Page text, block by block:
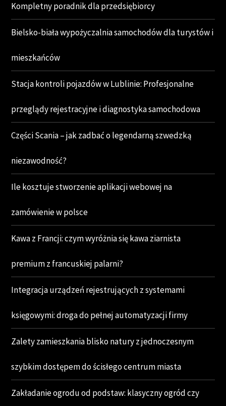
Kompletny poradnik dla przedsiębiorcy
Bielsko-biała wypożyczalnia samochodów dla turystów i
mieszkańców
Stacja kontroli pojazdów w Lublinie: Profesjonalne
przeglądy rejestracyjne i diagnostyka samochodowa
Części Scania – jak zadbać o legendarną szwedzką
niezawodność?
Ile kosztuje stworzenie aplikacji webowej na
zamówienie w polsce
Kawa z Francji: czym wyróżnia się kawa ziarnista
premium z francuskiej palarni?
Integracja urządzeń rejestrujących z systemami
księgowymi: droga do pełnej automatyzacji firmy
Zalety zamieszkania blisko natury z jednoczesnym
szybkim dostępem do ścisłego centrum miasta
Zakładanie ogrodu od podstaw: klasyczny ogród czy